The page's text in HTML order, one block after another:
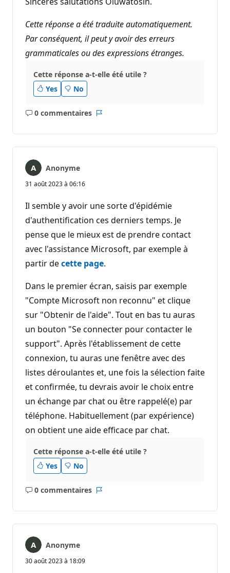
Cette réponse a été traduite automatiquement.
Par conséquent, il peut y avoir des erreurs
grammaticales ou des expressions étranges.
Cette réponse a-t-elle été utile ?
Yes
No
0 commentaires
Aucun
Anonyme
31 août 2023 à 06:16
Il semble y avoir une sorte d'épidémie
d'authentification ces derniers temps. Je
pense que le mieux est de prendre contact
avec l'assistance Microsoft, par exemple à
partir decette page.
Dans le premier écran, saisis par exemple
"Compte Microsoft non reconnu" et clique
sur "Obtenir de l'aide". Tout en bas tu auras
un bouton "Se connecter pour contacter le
support". Après l'établissement de cette
connexion, tu auras une fenêtre avec des
listes déroulantes et, une fois la sélection faite
et confirmée, tu devrais avoir le choix entre
un échange par chat ou être rappelé(e) par
téléphone. Habituellement (par expérience)
on obtient une aide efficace par chat.
Cette réponse a-t-elle été utile ?
Yes
No
0 commentaires
Aucun
Anonyme
30 août 2023 à 18:09